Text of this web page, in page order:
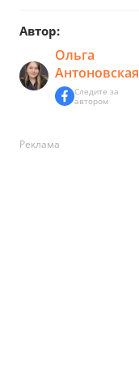
Автор:
Ольга
Антоновская
Следите за
автором
Реклама